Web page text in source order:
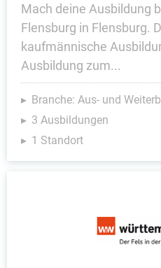
Mach deine Ausbildung
Flensburg in Flensburg.
kaufmännische
Ausbildung zum...
Branche: Aus- und
3 Ausbildungen
1 Standort